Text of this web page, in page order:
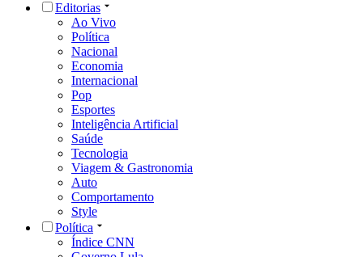
Editorias
Ao Vivo
Política
Nacional
Economia
Internacional
Pop
Esportes
Inteligência Artificial
Saúde
Tecnologia
Viagem & Gastronomia
Auto
Comportamento
Style
Política
Índice CNN